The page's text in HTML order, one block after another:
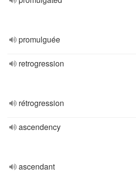
promulguée
retrogression
rétrogression
ascendency
ascendant